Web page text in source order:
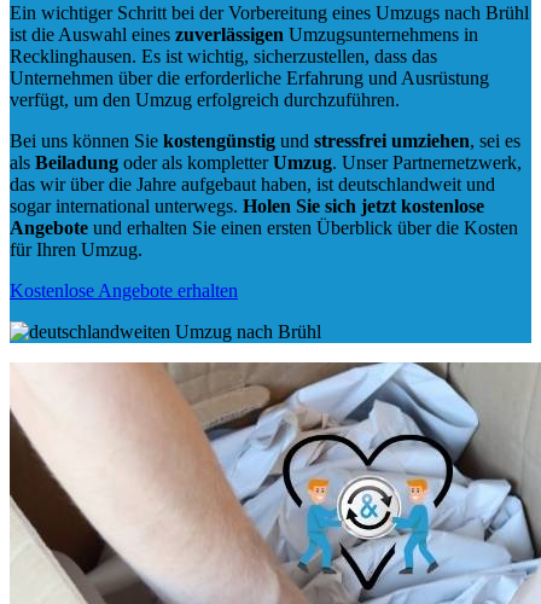
Ein wichtiger Schritt bei der Vorbereitung eines Umzugs nach Brühl
ist die Auswahl eines zuverlässigen Umzugsunternehmens in
Recklinghausen. Es ist wichtig, sicherzustellen, dass das
Unternehmen über die erforderliche Erfahrung und Ausrüstung
verfügt, um den Umzug erfolgreich durchzuführen.
Bei uns können Sie kostengünstig und stressfrei umziehen, sei es
als Beiladung oder als kompletterUmzug. Unser Partnernetzwerk,
das wir über die Jahre aufgebaut haben, ist deutschlandweit und
sogar international unterwegs. Holen Sie sich jetzt kostenlose
Angebote und erhalten Sie einen ersten Überblick über die Kosten
für Ihren Umzug.
Kostenlose Angebote erhalten